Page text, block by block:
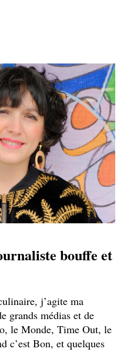
bouffe et
j’agite ma
grands médias et de
le Monde, Time Out, le
c’est Bon, et quelques